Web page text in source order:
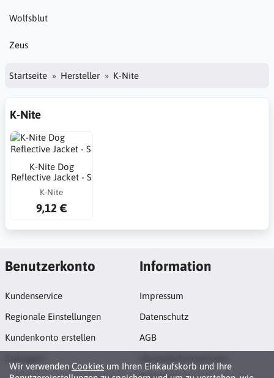
Wolfsblut
Zeus
Startseite Hersteller K-Nite
K-Nite
K-Nite Dog
Reflective Jacket - S
K-Nite
9,12 €
Wir verwenden Cookies um Ihren Einkaufskorb und Ihre
Benutzerkonto
Kundenservice
Regionale Einstellungen
Kundenkonto erstellen
Information
Impressum
Datenschutz
AGB